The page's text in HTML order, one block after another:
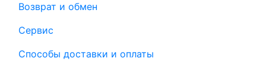
Возврат и обмен
Сервис
Способы доставки и оплаты